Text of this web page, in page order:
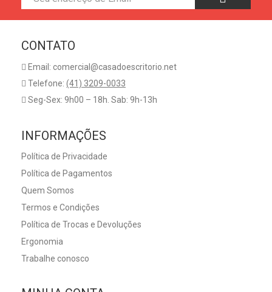
CONTATO
Email: comercial@casadoescritorio.net
Telefone: (41) 3209-0033
Seg-Sex: 9h00 – 18h. Sab: 9h-13h
INFORMAÇÕES
Política de Privacidade
Política de Pagamentos
Quem Somos
Termos e Condições
Política de Trocas e Devoluções
Ergonomia
Trabalhe conosco